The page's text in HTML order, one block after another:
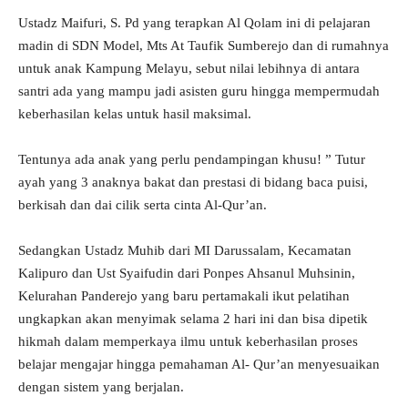
Ustadz Maifuri, S. Pd yang terapkan Al Qolam ini di pelajaran
madin di SDN Model, Mts At Taufik Sumberejo dan di rumahnya
untuk anak Kampung Melayu, sebut nilai lebihnya di antara
santri ada yang mampu jadi asisten guru hingga mempermudah
keberhasilan kelas untuk hasil maksimal.
Tentunya ada anak yang perlu pendampingan khusu! ” Tutur
ayah yang 3 anaknya bakat dan prestasi di bidang baca puisi,
berkisah dan dai cilik serta cinta Al-Qur’an.
Sedangkan Ustadz Muhib dari MI Darussalam, Kecamatan
Kalipuro dan Ust Syaifudin dari Ponpes Ahsanul Muhsinin,
Kelurahan Panderejo yang baru pertamakali ikut pelatihan
ungkapkan akan menyimak selama 2 hari ini dan bisa dipetik
hikmah dalam memperkaya ilmu untuk keberhasilan proses
belajar mengajar hingga pemahaman Al- Qur’an menyesuaikan
dengan sistem yang berjalan.